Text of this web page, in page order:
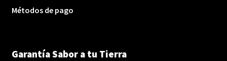
Métodos de pago
Garantía Sabor a tu Tierra